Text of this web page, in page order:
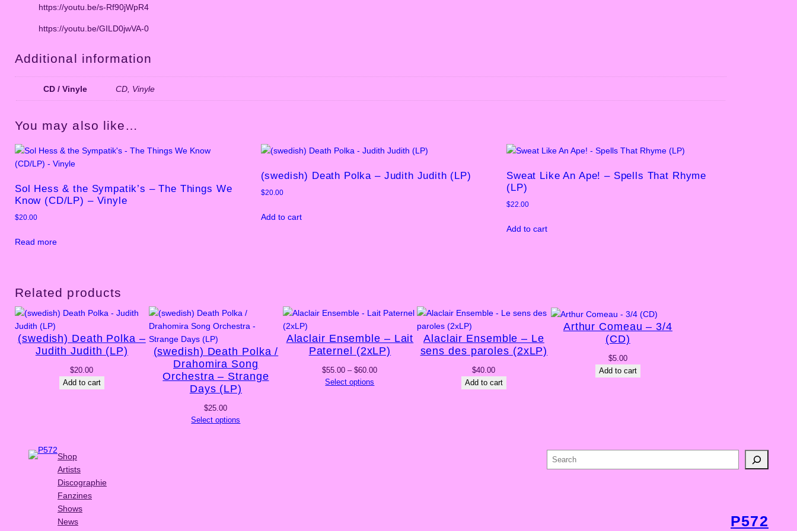
https://youtu.be/s-Rf90jWpR4
https://youtu.be/GILD0jwVA-0
Additional information
CD / Vinyle CD, Vinyle
You may also like…
Sol Hess & the Sympatik’s – The Things We
Know (CD/LP) – Vinyle
$20.00
Read more
(swedish) Death Polka – Judith Judith (LP)
$20.00
Add to cart
Sweat Like An Ape! – Spells That Rhyme
(LP)
$22.00
Add to cart
Related products
(swedish) Death Polka –
Judith Judith (LP)
$20.00
Add to cart
(swedish) Death Polka /
Drahomira Song
Orchestra – Strange
Days (LP)
$25.00
Select options
Alaclair Ensemble – Lait
Paternel (2xLP)
$55.00 – $60.00Price
Select options
Alaclair Ensemble – Le
sens des paroles (2xLP)
$40.00
Add to cart
Arthur Comeau – 3/4
(CD)
$5.00
Add to cart
Shop
Artists
Discographie
Fanzines
Shows
News
e
P572